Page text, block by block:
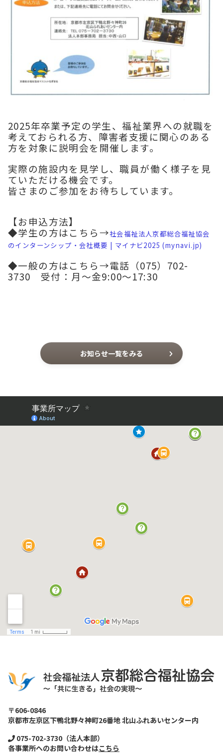
2025年卒業予定の学生、福祉業界への就職を
考えておられる方、障害者支援に関心のある
方を対象に説明会を開催します。
実際の施設内を見学し、職員が働く様子を見
ていただける機会です。
皆さまのご参加をお待ちしています。
【お申込方法】
◆学生の方はこちら→社会福祉法人京都総合福祉協会
のインターンシップ・会社概要 | マイナビ2025 (mynavi.jp)
◆一般の方はこちら→電話（075）702-
3730 受付：月～金9:00～17:30
お知らせ一覧をみる
〒606-0846
京都市左京区下鴨北野々神町26番地 北山ふれあいセンター内
075-702-3730（法人本部）
各事業所へのお問い合わせはこちら